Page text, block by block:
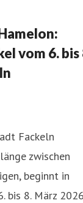
vom 6. bis
Fackeln
zwischen
beginnt in
bis 8. März